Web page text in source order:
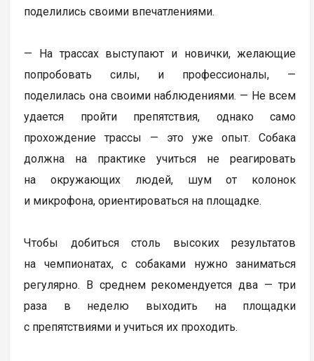
поделились своими впечатлениями.
— На трассах выступают и новички, желающие
попробовать силы, и профессионалы, —
поделилась она своими наблюдениями. — Не всем
удается пройти препятствия, однако само
прохождение трассы — это уже опыт. Собака
должна на практике учиться не реагировать
на окружающих людей, шум от колонок
и микрофона, ориентироваться на площадке.
Чтобы добиться столь высоких результатов
на чемпионатах, с собаками нужно заниматься
регулярно. В среднем рекомендуется два — три
раза в неделю выходить на площадки
с препятствиями и учиться их проходить.